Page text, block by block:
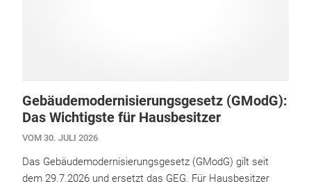
Gebäudemodernisierungsgesetz (GModG):
Das Wichtigste für Hausbesitzer
VOM 30. JULI 2026
Das Gebäudemodernisierungsgesetz (GModG) gilt seit
dem 29.7.2026 und ersetzt das GEG. Für Hausbesitzer